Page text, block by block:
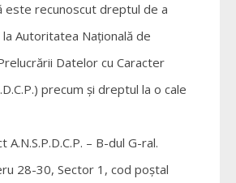
este recunoscut dreptul de a
Autoritatea Naţională de
Datelor cu Caracter
precum şi dreptul la o cale
– B-dul G-ral.
28-30, Sector 1, cod poştal